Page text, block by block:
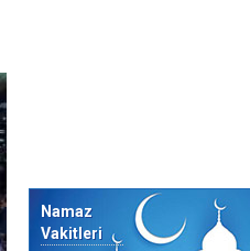
Namaz
Vakitleri